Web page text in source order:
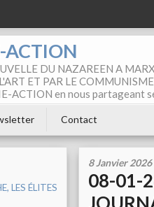
ACTION
DU NAZAREEN A
ET PAR LE
ACTION en nous partageant
Contact
LES ÉLITES
8 Janvier 2026
08-01-